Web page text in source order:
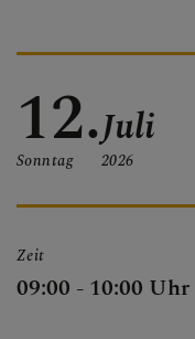
12.
Sonntag
Juli
2026
Zeit
09:00 - 10:00 Uhr